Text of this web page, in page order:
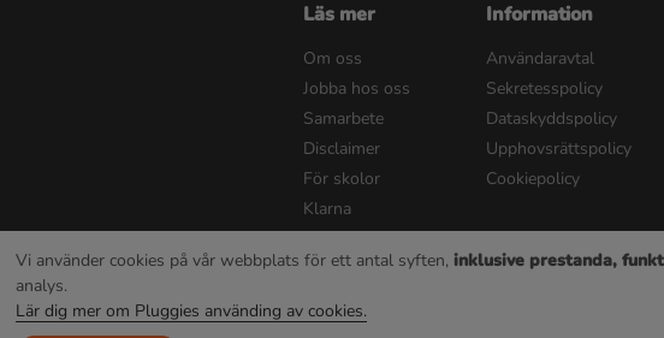
Läs mer
Om oss
Jobba hos oss
Samarbete
Disclaimer
För skolor
Klarna
Information
Användaravtal
Sekretesspolicy
Dataskyddspolicy
Upphovsrättspolicy
Cookiepolicy
© 2022 Pluggie AB | Alla rättigheter
Vi använder cookies på vår webbplats för ett antal syften, inklusive prestanda,
analys.
Lär dig mer om Pluggies använding av cookies.